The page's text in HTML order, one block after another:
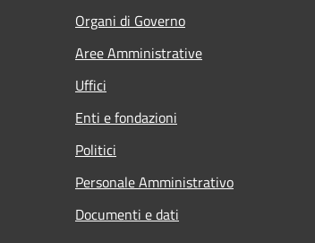
Organi di Governo
Aree Amministrative
Uffici
Enti e fondazioni
Politici
Personale Amministrativo
Documenti e dati